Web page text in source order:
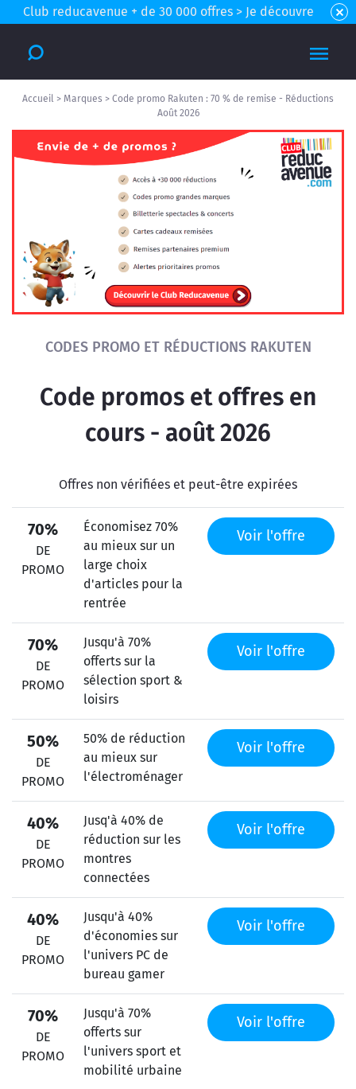
Club reducavenue + de 30 000 offres > Je découvre
Accueil > Marques > Code promo Rakuten : 70 % de remise - Réductions
Août 2026
CODES PROMO ET RÉDUCTIONS RAKUTEN
Code promos et offres en
cours - août 2026
Offres non vérifiées et peut-être expirées
70%
DE
PROMO
Économisez 70%
au mieux sur un
large choix
d'articles pour la
rentrée
Voir l'offre
70%
DE
PROMO
Jusqu'à 70%
offerts sur la
sélection sport &
loisirs
Voir l'offre
50%
DE
PROMO
50% de réduction
au mieux sur
l'électroménager
Voir l'offre
40%
DE
PROMO
Jusq'à 40% de
réduction sur les
montres
connectées
Voir l'offre
40%
DE
PROMO
Jusqu'à 40%
d'économies sur
l'univers PC de
bureau gamer
Voir l'offre
70%
DE
PROMO
Jusqu'à 70%
offerts sur
l'univers sport et
mobilité urbaine
Voir l'offre